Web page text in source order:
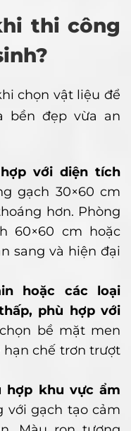
thi công
chọn vật liệu để
bền đẹp vừa an
với diện tích
gạch 30×60 cm
hơn. Phòng
60×60 cm hoặc
sang và hiện đại
hoặc các loại
phù hợp với
bề mặt men
hạn chế trơn trượt
hợp khu vực ẩm
với gạch tạo cảm